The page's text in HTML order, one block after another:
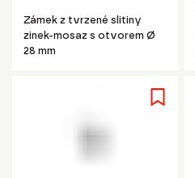
Zámek z tvrzené slitiny
zinek-mosaz s otvorem Ø
28 mm